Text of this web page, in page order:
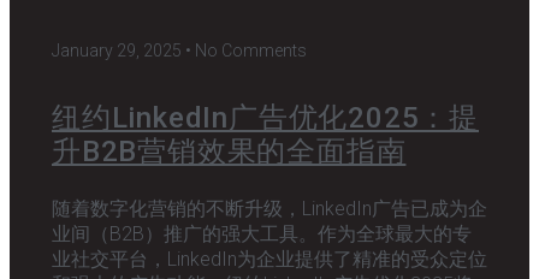
January 29, 2025 No Comments
纽约LinkedIn广告优化2025：提
升B2B营销效果的全面指南
随着数字化营销的不断升级，LinkedIn广告已成为企
业间（B2B）推广的强大工具。作为全球最大的专
业社交平台，LinkedIn为企业提供了精准的受众定位